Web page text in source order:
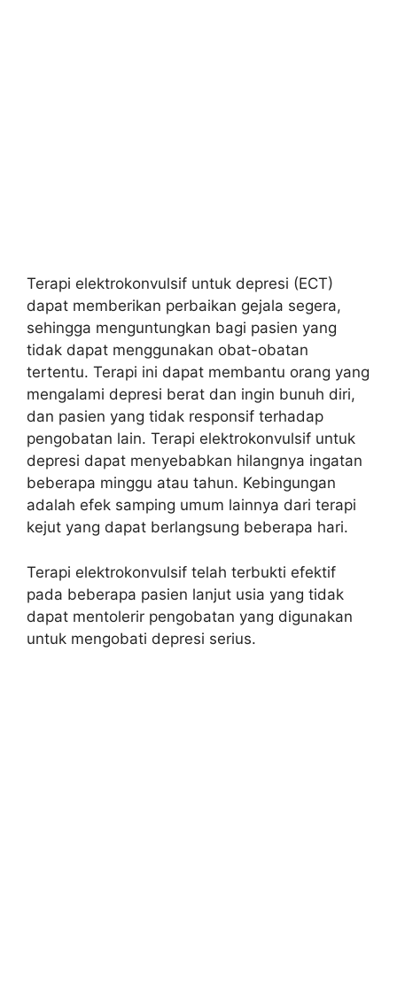
Terapi elektrokonvulsif untuk depresi (ECT)
dapat memberikan perbaikan gejala segera,
sehingga menguntungkan bagi pasien yang
tidak dapat menggunakan obat-obatan
tertentu. Terapi ini dapat membantu orang yang
mengalami depresi berat dan ingin bunuh diri,
dan pasien yang tidak responsif terhadap
pengobatan lain. Terapi elektrokonvulsif untuk
depresi dapat menyebabkan hilangnya ingatan
beberapa minggu atau tahun. Kebingungan
adalah efek samping umum lainnya dari terapi
kejut yang dapat berlangsung beberapa hari.
Terapi elektrokonvulsif telah terbukti efektif
pada beberapa pasien lanjut usia yang tidak
dapat mentolerir pengobatan yang digunakan
untuk mengobati depresi serius.